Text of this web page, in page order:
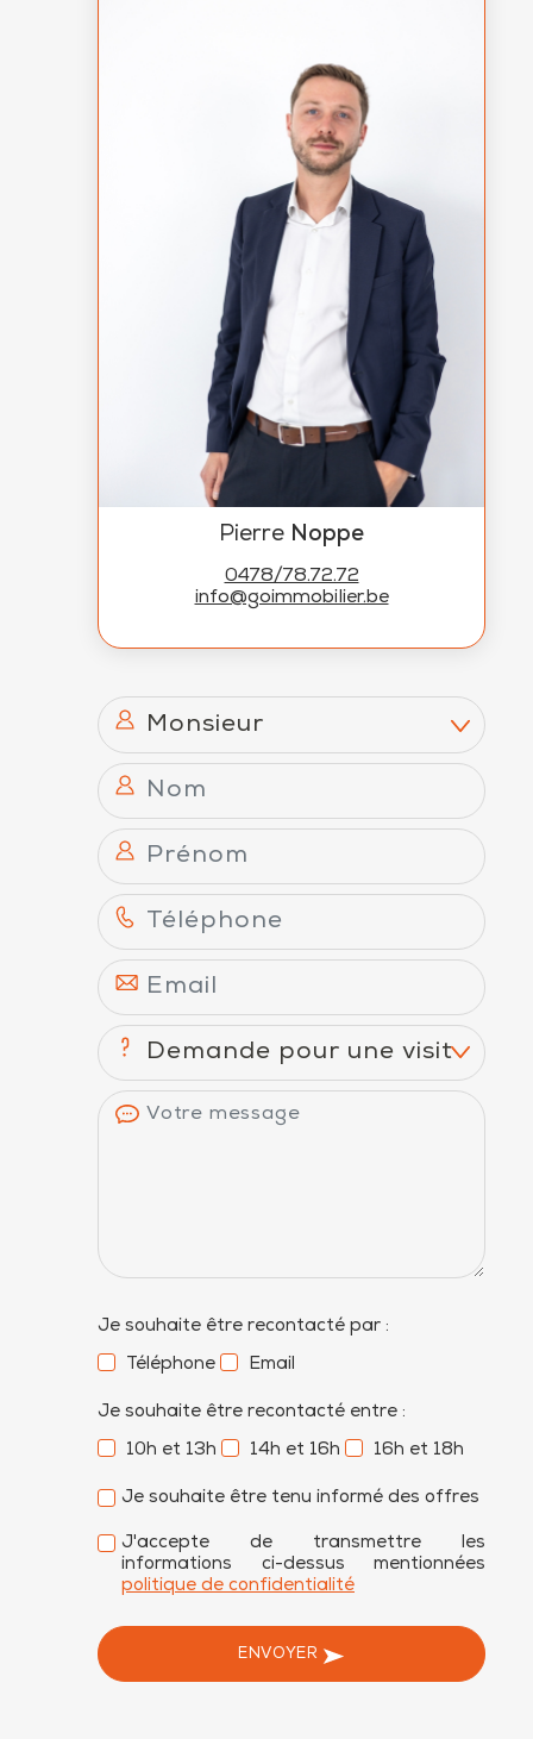
Pierre Noppe
0478/78.72.72
info@goimmobilier.be
Je souhaite être recontacté par :
Téléphone Email
Je souhaite être recontacté entre :
10h et 13h 14h et 16h 16h et 18h
Je souhaite être tenu informé des offres
J'accepte de transmettre les
informations ci-dessus mentionnées
politique de confidentialité
ENVOYER